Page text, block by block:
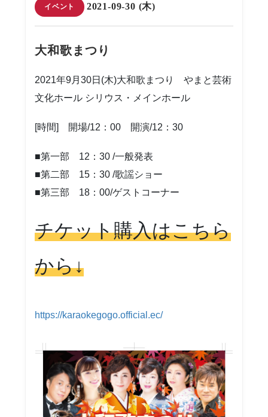
イベント 2021-09-30 (木)
大和歌まつり
2021年9月30日(木)大和歌まつり やまと芸術
文化ホール シリウス・メインホール
[時間] 開場/12：00 開演/12：30
■第一部 12：30 /一般発表
■第二部 15：30 /歌謡ショー
■第三部 18：00/ゲストコーナー
チケット購入はこちら
から↓
https://karaokegogo.official.ec/